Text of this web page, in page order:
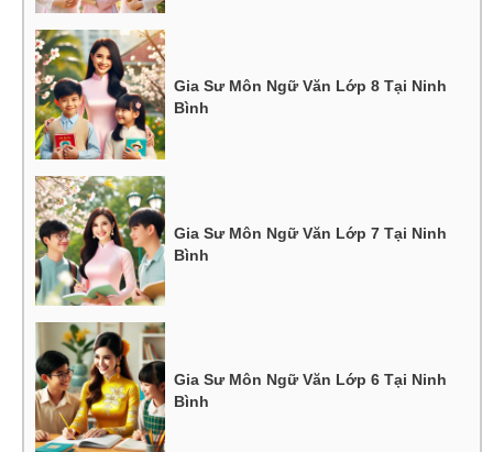
Gia Sư Môn Ngữ Văn Lớp 8 Tại Ninh
Bình
Gia Sư Môn Ngữ Văn Lớp 7 Tại Ninh
Bình
Gia Sư Môn Ngữ Văn Lớp 6 Tại Ninh
Bình